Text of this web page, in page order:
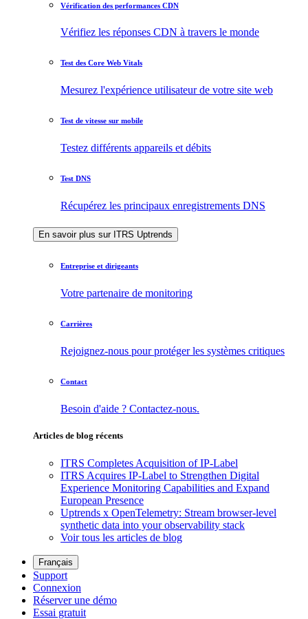
Vérification des performances CDN
Vérifiez les réponses CDN à travers le monde
Test des Core Web Vitals
Mesurez l'expérience utilisateur de votre site web
Test de vitesse sur mobile
Testez différents appareils et débits
Test DNS
Récupérez les principaux enregistrements DNS
En savoir plus sur ITRS Uptrends
Entreprise et dirigeants
Votre partenaire de monitoring
Carrières
Rejoignez-nous pour protéger les systèmes critiques
Contact
Besoin d'aide ? Contactez-nous.
Articles de blog récents
ITRS Completes Acquisition of IP-Label
ITRS Acquires IP-Label to Strengthen Digital
Experience Monitoring Capabilities and Expand
European Presence
Uptrends x OpenTelemetry: Stream browser-level
synthetic data into your observability stack
Voir tous les articles de blog
Français
Support
Connexion
Réserver une démo
Essai gratuit